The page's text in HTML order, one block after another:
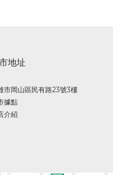
地址
市岡山區民有路23號3樓
據點
介紹